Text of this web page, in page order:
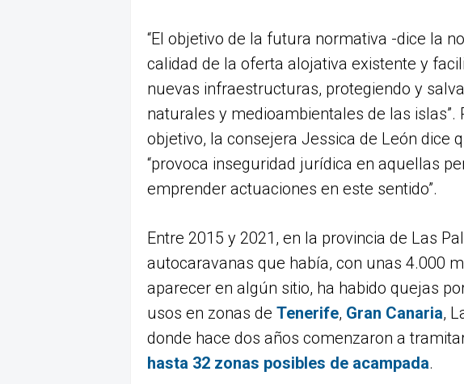
“El objetivo de la futura normativa -dice la
calidad de la oferta alojativa existente y
nuevas infraestructuras, protegiendo y
naturales y medioambientales de las islas”.
objetivo, la consejera Jessica de León dice
“provoca inseguridad jurídica en aquellas
emprender actuaciones en este sentido”.
Entre 2015 y 2021, en la provincia de Las
autocaravanas que había, con unas 4.000
aparecer en algún sitio, ha habido quejas
usos en zonas de Tenerife, Gran Canaria,
donde hace dos años comenzaron a
hasta 32 zonas posibles de acampada.